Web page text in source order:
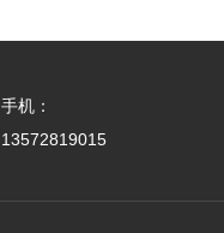
手机：
13572819015